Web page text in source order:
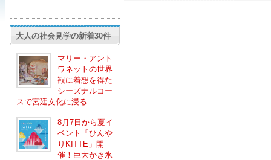
大人の社会見学の新着30件
マリー・アント
ワネットの世界
観に着想を得た
シーズナルコー
スで宮廷文化に浸る
8月7日から夏イ
ベント「ひんや
りKITTE」開
催！巨大かき氷